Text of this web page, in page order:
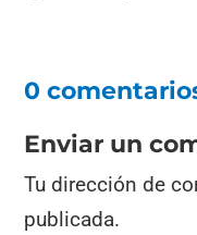
0
Enviar un
Tu dirección de
publicada.